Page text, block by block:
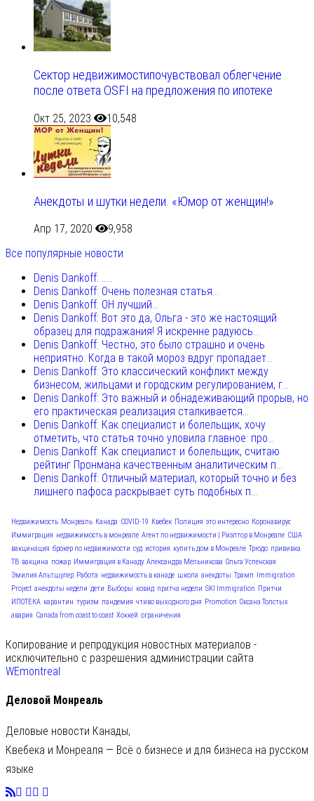
Сектор недвижимостипочувствовал облегчение
после ответа OSFI на предложения по ипотеке
Окт 25, 2023 10,548
Анекдоты и шутки недели. «Юмор от женщин!»
Апр 17, 2020
9,958
Все популярные новости
Denis Dankoff: .....
Denis Dankoff: Очень полезная статья...
Denis Dankoff: ОН лучший...
Denis Dankoff: Вот это да, Ольга - это же настоящий
образец для подражания! Я искренне радуюсь...
Denis Dankoff: Честно, это было страшно и очень
неприятно. Когда в такой мороз вдруг пропадает...
Denis Dankoff: Это классический конфликт между
бизнесом, жильцами и городским регулированием, г...
Denis Dankoff: Это важный и обнадеживающий прорыв, но
его практическая реализация сталкивается...
Denis Dankoff: Как специалист и болельщик, хочу
отметить, что статья точно уловила главное: про...
Denis Dankoff: Как специалист и болельщик, считаю
рейтинг Пронмана качественным аналитическим п...
Denis Dankoff: Отличный материал, который точно и без
лишнего пафоса раскрывает суть подобных п...
Недвижимость Монреаль Канада COVID-19 Квебек Полиция это интересно Коронавирус
Иммиграция недвижимость в монреале Агент по недвижимости | Риэлтор в Монреале США
вакцинация брокер по недвижимости суд история купить дом в Монреале Трюдо прививка
ТВ вакцина пожар Иммиграция в Канаду Александра Мельникова Ольга Успенская
Эмилия Альтшулер Работа недвижимость в канаде школа анекдоты Трамп
Immigration
Project анекдоты недели дети Выборы ковид притча недели SKI Immigration Притчи
ИПОТЕКА карантин туризм пандемия чтиво выходного дня Promotion Оксана Толстых
авария Canada from coast to coast Хоккей ограничения
Копирование и репродукция новостных материалов -
исключительно с разрешения администрации сайта
WEmontreal
Деловой Монреаль
Деловые новости Канады,
Квебека и Монреаля — Всё о бизнесе и для бизнеса на русском
языке